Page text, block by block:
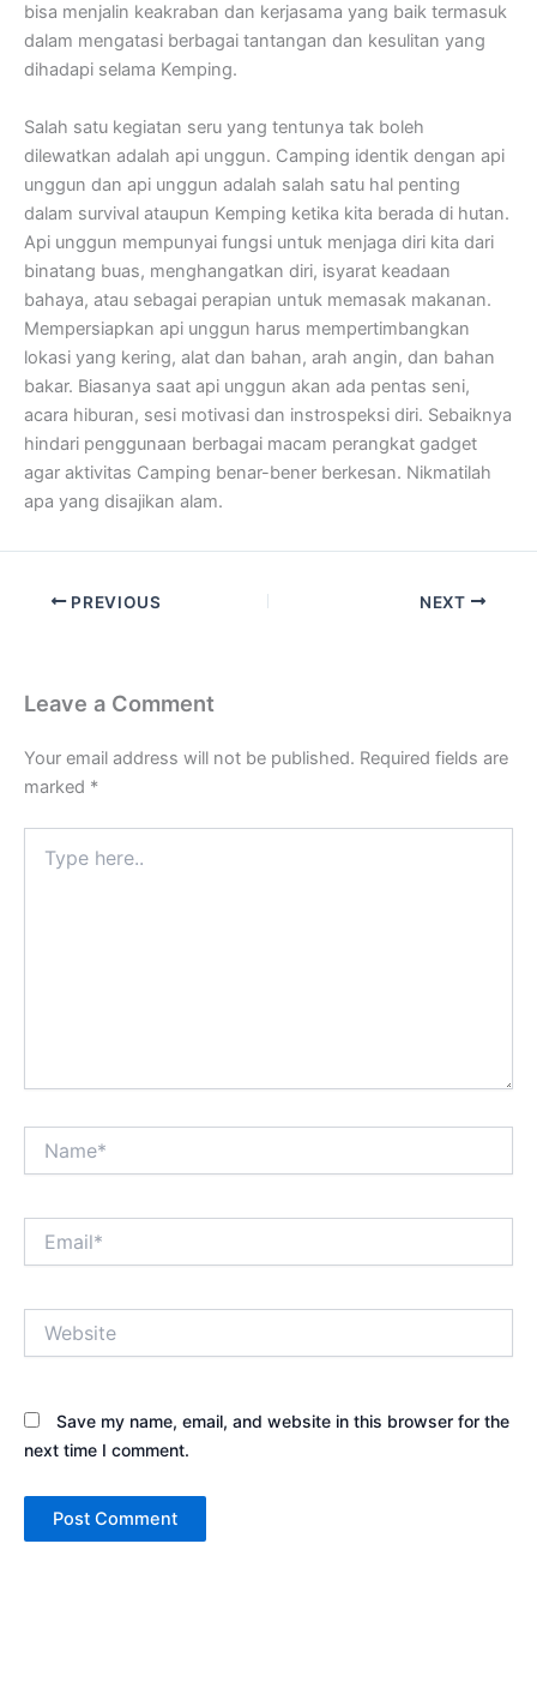
bisa menjalin keakraban dan kerjasama yang baik termasuk
dalam mengatasi berbagai tantangan dan kesulitan yang
dihadapi selama Kemping.
Salah satu kegiatan seru yang tentunya tak boleh
dilewatkan adalah api unggun. Camping identik dengan api
unggun dan api unggun adalah salah satu hal penting
dalam survival ataupun Kemping ketika kita berada di hutan.
Api unggun mempunyai fungsi untuk menjaga diri kita dari
binatang buas, menghangatkan diri, isyarat keadaan
bahaya, atau sebagai perapian untuk memasak makanan.
Mempersiapkan api unggun harus mempertimbangkan
lokasi yang kering, alat dan bahan, arah angin, dan bahan
bakar. Biasanya saat api unggun akan ada pentas seni,
acara hiburan, sesi motivasi dan instrospeksi diri. Sebaiknya
hindari penggunaan berbagai macam perangkat gadget
agar aktivitas Camping benar-bener berkesan. Nikmatilah
apa yang disajikan alam.
PREVIOUS NEXT
Leave a Comment
Your email address will not be published. Required fields are
marked *
here..
Save my name, email, and website in this browser for the
next time I comment.